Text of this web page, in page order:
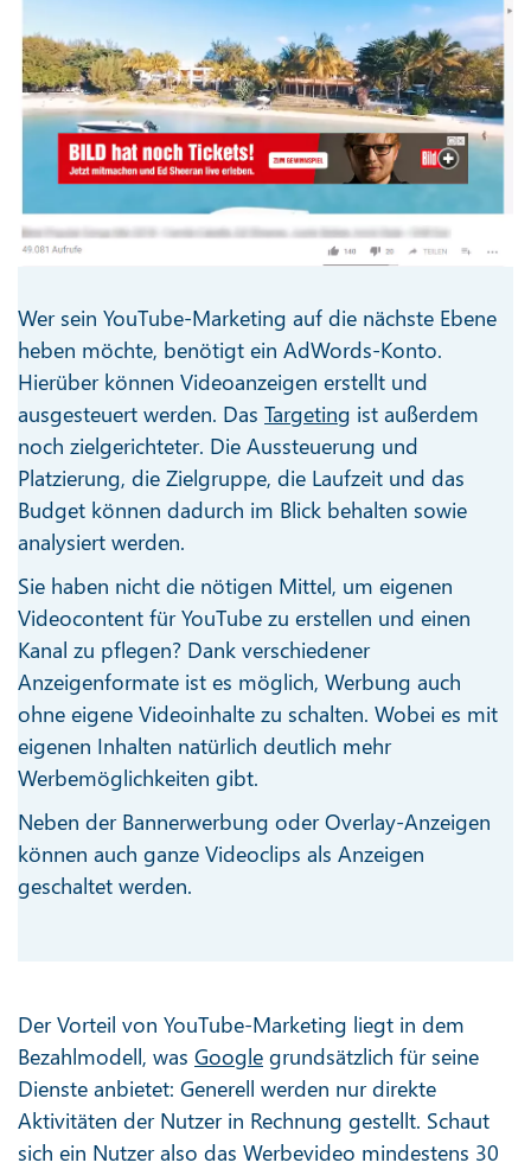
Wer sein YouTube-Marketing auf die nächste Ebene
heben möchte, benötigt ein AdWords-Konto.
Hierüber können Videoanzeigen erstellt und
ausgesteuert werden. Das Targeting ist außerdem
noch zielgerichteter. Die Aussteuerung und
Platzierung, die Zielgruppe, die Laufzeit und das
Budget können dadurch im Blick behalten sowie
analysiert werden.
Sie haben nicht die nötigen Mittel, um eigenen
Videocontent für YouTube zu erstellen und einen
Kanal zu pflegen? Dank verschiedener
Anzeigenformate ist es möglich, Werbung auch
ohne eigene Videoinhalte zu schalten. Wobei es mit
eigenen Inhalten natürlich deutlich mehr
Werbemöglichkeiten gibt.
Neben der Bannerwerbung oder Overlay-Anzeigen
können auch ganze Videoclips als Anzeigen
geschaltet werden.
Der Vorteil von YouTube-Marketing liegt in dem
Bezahlmodell, was Google grundsätzlich für seine
Dienste anbietet: Generell werden nur direkte
Aktivitäten der Nutzer in Rechnung gestellt. Schaut
sich ein Nutzer also das Werbevideo mindestens 30